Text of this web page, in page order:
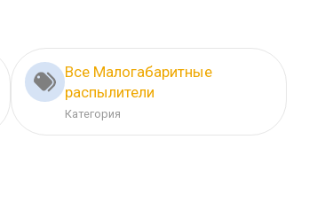
Все Малогабаритные
распылители
Категория